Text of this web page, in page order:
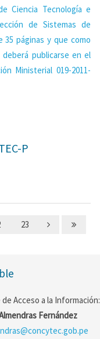
Ciencia Tecnología e
de Sistemas de
35 páginas y que como
publicarse en el
Ministerial 019-2011-
P
23
Acceso a la Información:
Fernández